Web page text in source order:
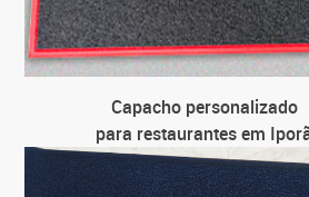
Capacho personalizado
para restaurantes em